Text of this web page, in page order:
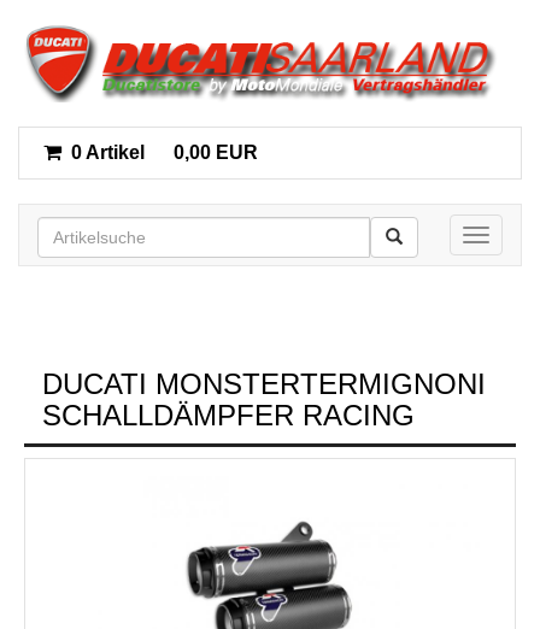
0 Artikel 0,00 EUR
Toggle
DUCATI MONSTERTERMIGNONI
SCHALLDÄMPFER RACING